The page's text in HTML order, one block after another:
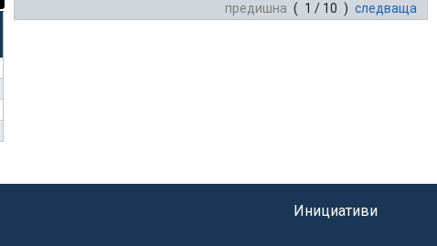
предишна ( 1 / 10 ) следваща
Инициативи